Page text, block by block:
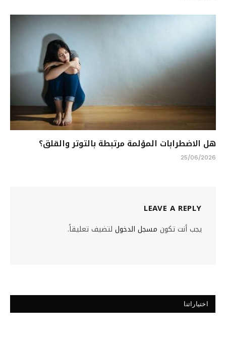
هل الاضطرابات المؤلمة مرتبطة بالتوتر والقلق؟
25/06/2026
LEAVE A REPLY
يجب أنت تكون مسجل الدخول لتضيف تعليقاً.
اختياراتنا